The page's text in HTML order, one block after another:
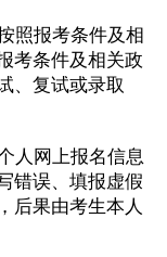
报考条件及相
考条件及相关政
、复试或录取
网上报名信息
错误、填报虚假
后果由考生本人